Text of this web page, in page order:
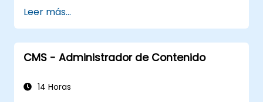
web con temas.
Ampliar la funcionalidad del sitio con
módulos y complementos.
Comprender los roles de usuario, los
seguridad del sitio.
Leer más...
CMS - Administrador de Contenido
14 Horas